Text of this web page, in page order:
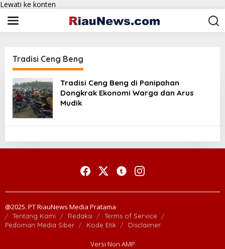
Lewati ke konten
Tradisi Ceng Beng
Tradisi Ceng Beng di Panipahan
Dongkrak Ekonomi Warga dan Arus
Mudik
@2025. PT RiauNews Media Pratama
Tentang Kami Redaksi
Terms of Service
Pedoman Media Siber
Kode Etik Disclaimer
Versi Non AMP